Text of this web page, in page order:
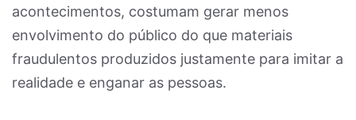
acontecimentos, costumam gerar menos
envolvimento do público do que materiais
fraudulentos produzidos justamente para imitar a
realidade e enganar as pessoas.